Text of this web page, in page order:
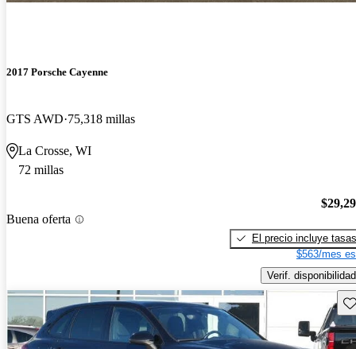
2017 Porsche Cayenne
GTS AWD 75,318 millas
La Crosse, WI
72 millas
Buena oferta
El precio incluye tasas
$563/mes
Verif. disponibilidad